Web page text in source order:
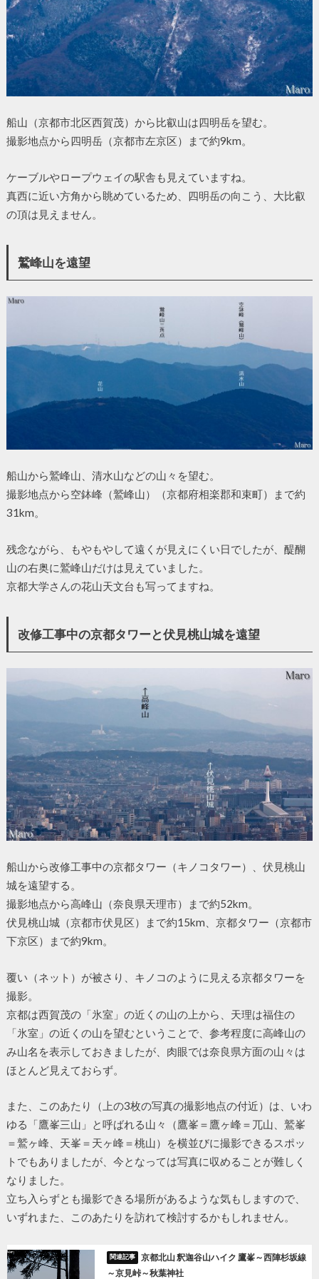
船山（京都市北区西賀茂）から比叡山は四明岳を望む。
撮影地点から四明岳（京都市左京区）まで約9km。
ケーブルやロープウェイの駅舎も見えていますね。
真西に近い方角から眺めているため、四明岳の向こう、大比叡
の頂は見えません。
鷲峰山を遠望
船山から鷲峰山、清水山などの山々を望む。
撮影地点から空鉢峰（鷲峰山）（京都府相楽郡和束町）まで約
31km。
残念ながら、もやもやして遠くが見えにくい日でしたが、醍醐
山の右奥に鷲峰山だけは見えていました。
京都大学さんの花山天文台も写ってますね。
改修工事中の京都タワーと伏見桃山城を遠望
船山から改修工事中の京都タワー（キノコタワー）、伏見桃山
城を遠望する。
撮影地点から高峰山（奈良県天理市）まで約52km。
伏見桃山城（京都市伏見区）まで約15km、京都タワー（京都市
下京区）まで約9km。
覆い（ネット）が被さり、キノコのように見える京都タワーを
撮影。
京都は西賀茂の「氷室」の近くの山の上から、天理は福住の
「氷室」の近くの山を望むということで、参考程度に高峰山の
み山名を表示しておきましたが、肉眼では奈良県方面の山々は
ほとんど見えておらず。
また、このあたり（上の3枚の写真の撮影地点の付近）は、いわ
ゆる「鷹峯三山」と呼ばれる山々（鷹峯＝鷹ヶ峰＝兀山、鷲峯
＝鷲ヶ峰、天峯＝天ヶ峰＝桃山）を横並びに撮影できるスポッ
トでもありましたが、今となっては写真に収めることが難しく
なりました。
立ち入らずとも撮影できる場所があるような気もしますので、
いずれまた、このあたりを訪れて検討するかもしれません。
京都北山 釈迦谷山ハイク 鷹峯～西陣杉坂線
～京見峠～秋葉神社